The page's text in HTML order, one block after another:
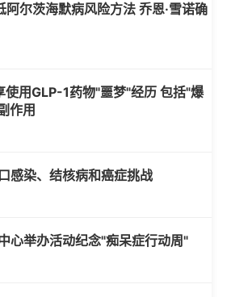
阿尔茨海默病风险方法 乔恩·雪诺确
用GLP-1药物"噩梦"经历 包括"爆
作用
感染、结核病和癌症挑战
心举办活动纪念"痴呆症行动周"